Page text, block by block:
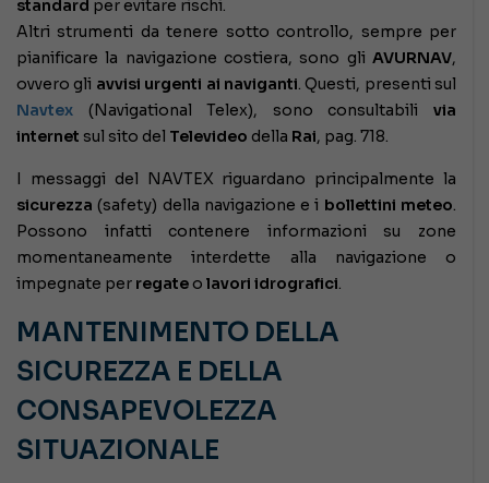
standard per evitare rischi.
Altri strumenti da tenere sotto controllo, sempre per
pianificare la navigazione costiera, sono gli AVURNAV,
ovvero gli avvisi urgenti ai naviganti. Questi, presenti sul
Navtex
(Navigational Telex), sono consultabilivia
internet sul sito del Televideo della Rai, pag. 718.
I messaggi del NAVTEX riguardano principalmente la
sicurezza (safety) della navigazione e i bollettini meteo.
Possono infatti contenere informazioni su zone
momentaneamente interdette alla navigazione o
impegnate per regateo lavori idrografici.
MANTENIMENTO DELLA
SICUREZZA E DELLA
CONSAPEVOLEZZA
SITUAZIONALE